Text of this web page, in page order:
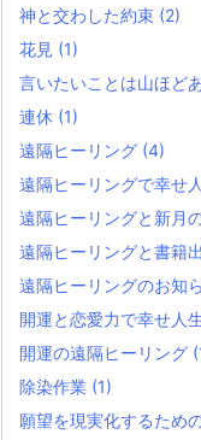
神と交わした約束 (2)
花見 (1)
言いたいことは山ほど
連休 (1)
遠隔ヒーリング (4)
遠隔ヒーリングで幸せ
遠隔ヒーリングと新月
遠隔ヒーリングと書籍
遠隔ヒーリングのお知
開運と恋愛力で幸せ人
開運の遠隔ヒーリング
除染作業 (1)
願望を現実化するため